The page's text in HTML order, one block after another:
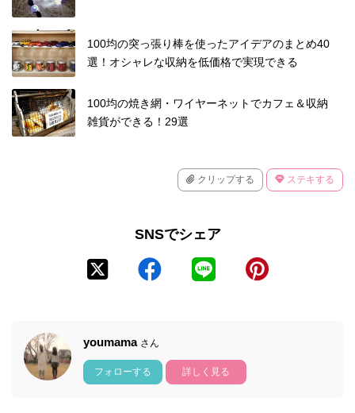
100均の突っ張り棒を使ったアイデアのまとめ40
選！オシャレな収納を低価格で実現できる
100均の焼き網・ワイヤーネットでカフェ＆収納
雑貨ができる！29選
クリップする ステキする
SNSでシェア
youmama さん
フォローする 詳しく見る